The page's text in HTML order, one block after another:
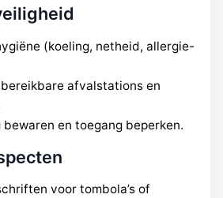
(koeling, netheid, allergie-
afvalstations en
en toegang beperken.
voor tombola’s of